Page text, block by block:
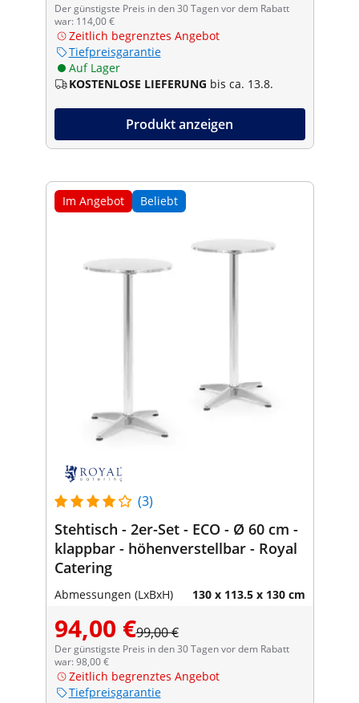
Der günstigste Preis in den 30 Tagen vor dem Rabatt
war: 114,00 €
Zeitlich begrenztes Angebot
Tiefpreisgarantie
Auf Lager
KOSTENLOSE LIEFERUNG bis ca. 13.8.
Produkt anzeigen
Im Angebot Beliebt
(3)
Stehtisch - 2er-Set - ECO - Ø 60 cm -
klappbar - höhenverstellbar - Royal
Catering
Abmessungen (LxBxH) 130 x 113.5 x 130 cm
94,00 €99,00 €
Der günstigste Preis in den 30 Tagen vor dem Rabatt
war: 98,00 €
Zeitlich begrenztes Angebot
Tiefpreisgarantie